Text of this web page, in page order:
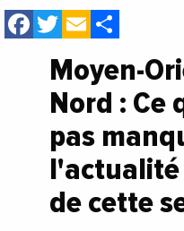
Facebook
Twitter
Email
Moyen-
Nord :
pas
de cette